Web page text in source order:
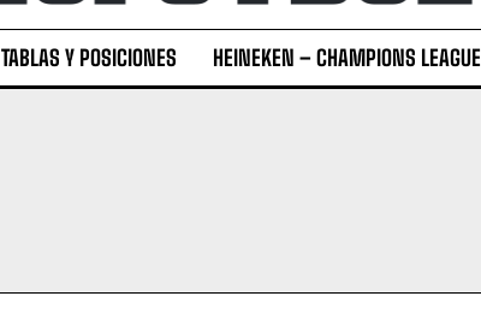
TABLAS Y POSICIONES HEINEKEN – CHAMPIONS LEAGUE